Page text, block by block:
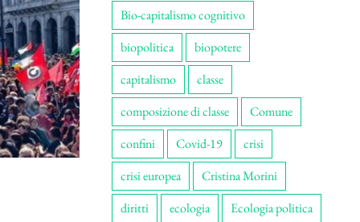
Bio-capitalismo cognitivo
biopolitica
biopotere
capitalismo
classe
composizione di classe
Comune
confini
Covid-19
crisi
crisi europea
Cristina Morini
diritti
ecologia
Ecologia politica